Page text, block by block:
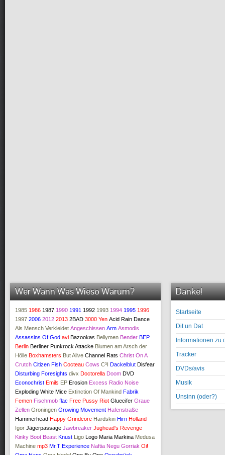
Wer Wann Was Wieso Warum?
1985 1986 1987 1990 1991 1992 1993 1994 1995 1996
1997 2006 2012 2013 2BAD 3000 Yen Acid Rain Dance
Als Mensch Verkleidet Angeschissen Arm Asmodis
Assassins Of God avi Bazookas Bellymen Bender BEP
Berlin Berliner Punkrock Attacke Blumen am Arsch der
Hölle Boxhamsters But Alive Channel Rats Christ On A
Crutch Citizen Fish Cocteau Cows C³I Dackelblut Disfear
Disturbing Foresights divx Doctorella Doom DVD
Econochrist Emils EP Erosion Excess Radio Noise
Exploding White Mice Extinction Of Mankind Fabrik
Femen Fischmob flac Free Pussy Riot Gluecifer Graue
Zellen Groningen Growing Movement Hafenstraße
Hammerhead Happy Grindcore Hardskin Hirn Holland
Igor Jägerpassage Jawbreaker Jughead's Revenge
Kinky Boot Beast Knust Ligo Logo Maria Markina Medusa
Machine mp3 Mr.T Experience Naftia Negu Gorriak Oi!
Danke!
Startseite
Dit un Dat
Informationen zu
Tracker
DVDs/avis
Musik
Unsinn (oder?)